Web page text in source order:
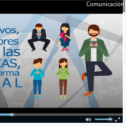
Comunicación